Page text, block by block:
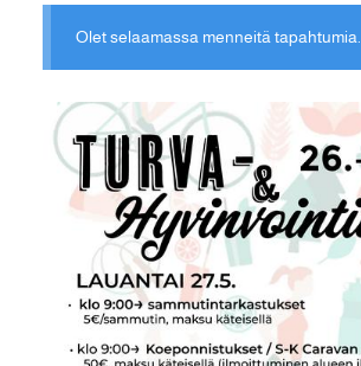
Olet selaamassa menneitä tapahtumia.